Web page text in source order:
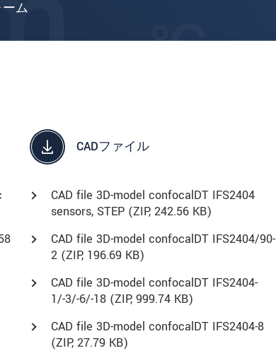
ム
CADファイル
CAD file 3D-model confocalDT IFS2404
sensors, STEP (ZIP, 242.56 KB)
CAD file 3D-model confocalDT IFS2404/90-
2 (ZIP, 196.69 KB)
CAD file 3D-model confocalDT IFS2404-
1/-3/-6/-18 (ZIP, 999.74 KB)
CAD file 3D-model confocalDT IFS2404-8
(ZIP, 27.79 KB)